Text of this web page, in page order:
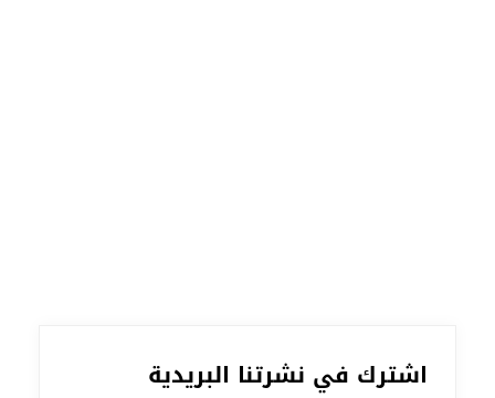
اشترك في نشرتنا البريدية